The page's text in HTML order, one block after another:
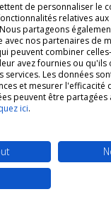
© | La boutique
de personnaliser le
relatives
partageons
nos partenaires de
peuvent combiner
avez fournies ou qu'ils
services. Les données
et mesurer l'efficacité
peuvent être partagées
ici.